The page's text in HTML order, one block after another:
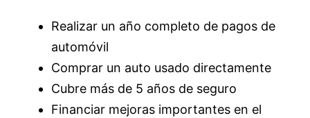
Realizar un año completo de pagos de
automóvil
Comprar un auto usado directamente
Cubre más de 5 años de seguro
Financiar mejoras importantes en el